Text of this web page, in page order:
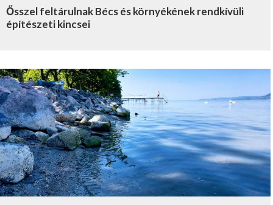
Ősszel feltárulnak Bécs és környékének rendkívüli
építészeti kincsei